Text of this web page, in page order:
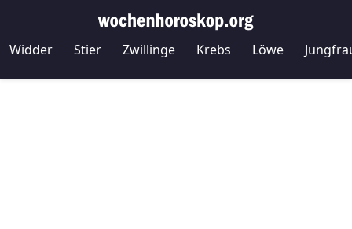
Widder Stier Zwillinge Krebs Löwe